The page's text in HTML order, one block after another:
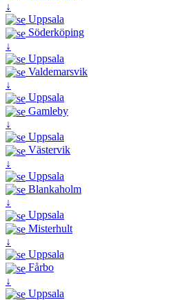
↓
Uppsala
Söderköping
↓
Uppsala
Valdemarsvik
↓
Uppsala
Gamleby
↓
Uppsala
Västervik
↓
Uppsala
Blankaholm
↓
Uppsala
Misterhult
↓
Uppsala
Fårbo
↓
Uppsala